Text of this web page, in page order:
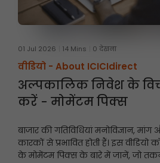
01 Jul 2026 14 Mins 0 देखना
वीडियो - About ICICIdirect
अल्पकालिक निवेश के
करें - मोमेंटम पिक्स
बाजार की गतिविधियां मनोविज्ञान,
कारकों से प्रभावित होती हैं। इस
के मोमेंटम पिक्स के बारे में जानें, जो